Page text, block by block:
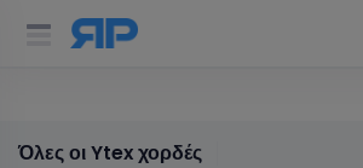
Όλες οι Ytex χορδές